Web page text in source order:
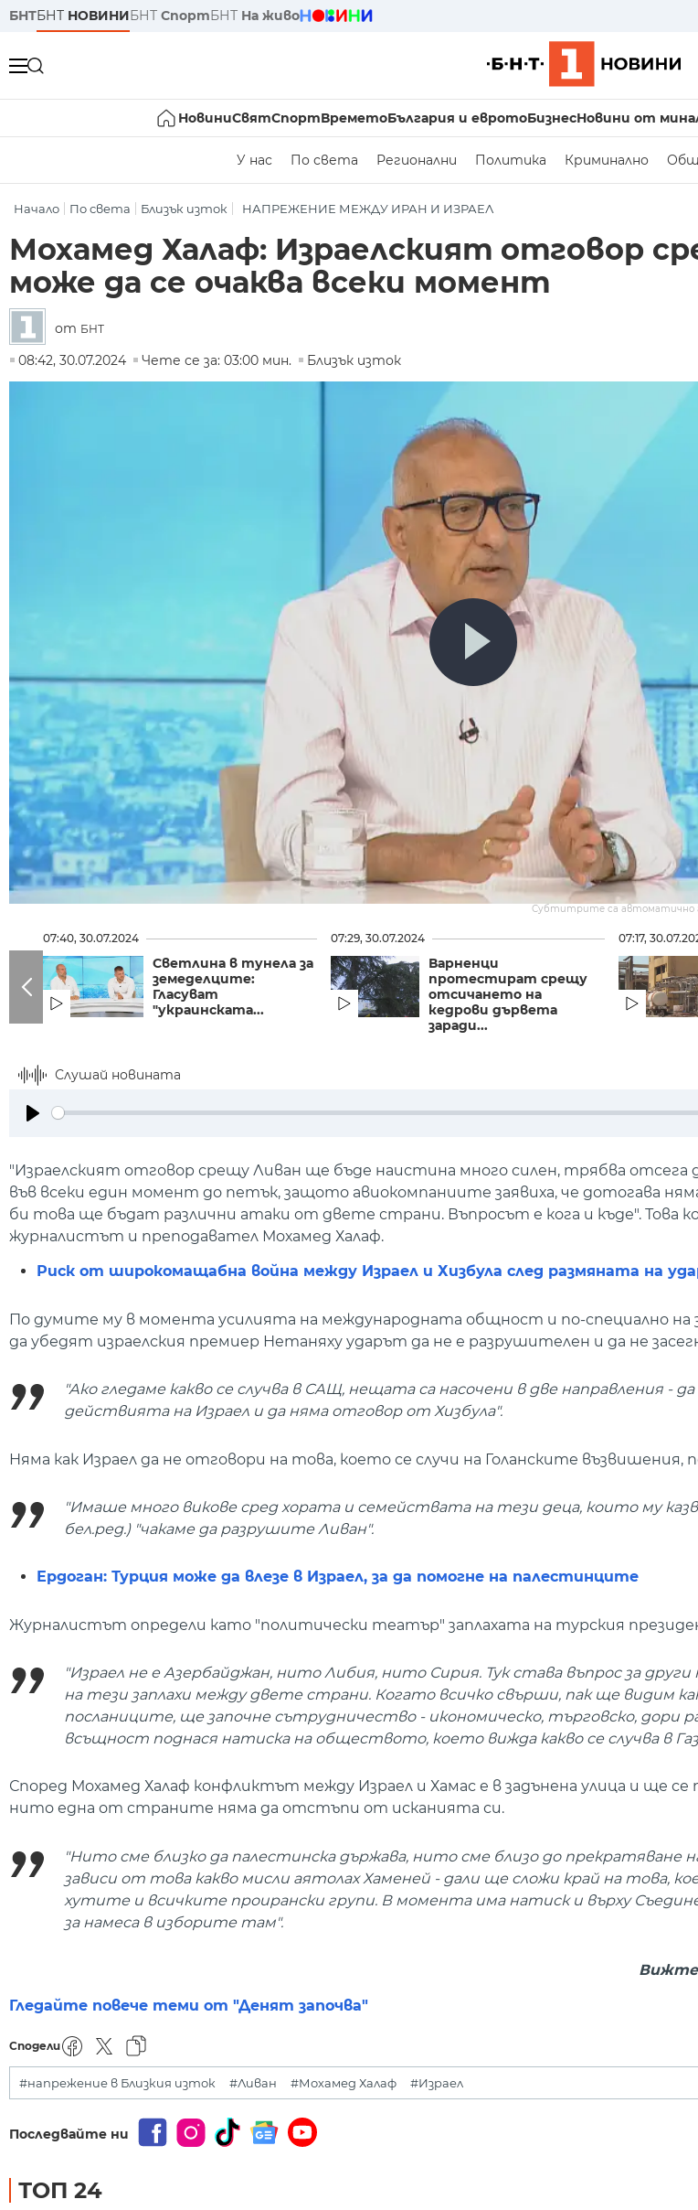
БНТБНТ НОВИНИБНТ СпортБНТ На живо
НовиниСвятСпортВреметоБългария и евротоБизнесНовини от
У нас По света Регионални Политика Криминално
Начало По света Близък изток НАПРЕЖЕНИЕ МЕЖДУ ИРАН И ИЗРАЕЛ
Мохамед Халаф: Израелският отговор
може да се очаква всеки момент
от БНТ
08:42, 30.07.2024
Чете се за: 03:00 мин. Близък изток
Субтитрите са автоматично
07:40, 30.07.2024
Светлина в тунела за
земеделците:
Гласуват
"украинската...
07:29, 30.07.2024
Варненци
протестират срещу
отсичането на
кедрови дървета
заради...
07:17,
Слушай новината
"Израелският отговор срещу Ливан ще бъде наистина много силен, трябва отсега
във всеки един момент до петък, защото авиокомпаниите заявиха, че дотогава
би това ще бъдат различни атаки от двете страни. Въпросът е кога и къде". Това
журналистът и преподавател Мохамед Халаф.
Риск от широкомащабна война между Израел и Хизбула след размяната на
По думите му в момента усилията на международната общност и по-специално на
да убедят израелския премиер Нетаняху ударът да не е разрушителен и да не
"Ако гледаме какво се случва в САЩ, нещата са насочени в две направления -
действията на Израел и да няма отговор от Хизбула".
Няма как Израел да не отговори на това, което се случи на Голанските възвишения,
"Имаше много викове сред хората и семействата на тези деца, които му
бел.ред.) "чакаме да разрушите Ливан".
Ердоган: Турция може да влезе в Израел, за да помогне на палестинците
Журналистът определи като "политически театър" заплахата на турския
"Израел не е Азербайджан, нито Либия, нито Сирия. Тук става въпрос за
на тези заплахи между двете страни. Когато всичко свърши, пак ще видим
посланиците, ще започне сътрудничество - икономическо, търговско, дори
всъщност поднася натиска на обществото, което вижда какво се случва в
Според Мохамед Халаф конфликтът между Израел и Хамас е в задънена улица и ще
нито една от страните няма да отстъпи от исканията си.
"Нито сме близко да палестинска държава, нито сме близо до прекратяване
зависи от това какво мисли аятолах Хаменей - дали ще сложи край на това,
хутите и всичките проирански групи. В момента има натиск и върху
за намеса в изборите там".
Вижте
Гледайте повече теми от "Денят започва"
Сподели
#напрежение в Близкия изток #Ливан #Мохамед Халаф #Израел
Последвайте ни
ТОП 24